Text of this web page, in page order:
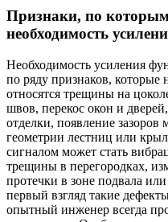
Признаки, по которым
необходимость
Необходимость усиления
по ряду признаков, которые
относятся трещины на
швов, перекос окон и
отделки, появление
геометрии лестниц или
сигналом может стать
трещины в перегородках,
протечки в зоне подвала
первый взгляд такие
опытный инженер всегда